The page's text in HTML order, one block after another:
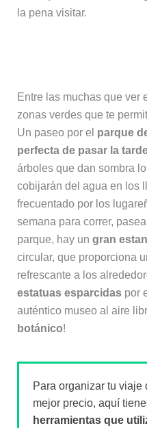
la pena visitar.
Entre las muchas que ver
zonas verdes que te
Un paseo por el parque
perfecta de pasar la
árboles que dan sombra
cobijarán del agua en los
frecuentado por los
semana para correr,
parque, hay un gran
circular, que proporciona
refrescante a los
estatuas esparcidaspor
auténtico museo al aire
botánico!
Para organizar tu viaje
mejor precio, aquí
herramientas que